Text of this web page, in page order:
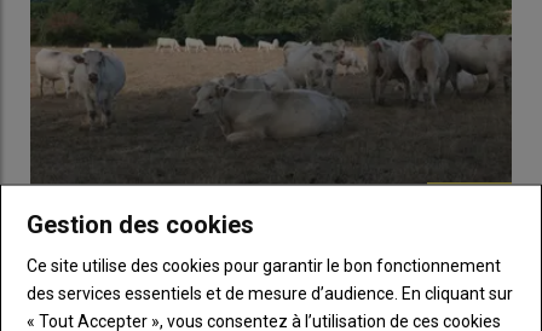
7 à 9 heures de douleur après l'écornage
du veau si ce n’est plus
« Lors de l’ ébourgeonnage
d’un veau, coexistent une douleur
immédiate, et une douleur différée »,
persiste généralement entre 7 et 9 heures après l’intervention,
Administrer un anesthésiant et un anti-
inflammatoire avant l'écornage des veaux
les sites du groupe Bigard
27 juillet 2026
La Fédération nationale bovine conteste la baisse des prix des
Gestion des cookies
Ce site utilise des cookies pour garantir le bon fonctionnement
des services essentiels et de mesure d’audience. En cliquant sur
« Tout Accepter », vous consentez à l’utilisation de ces cookies